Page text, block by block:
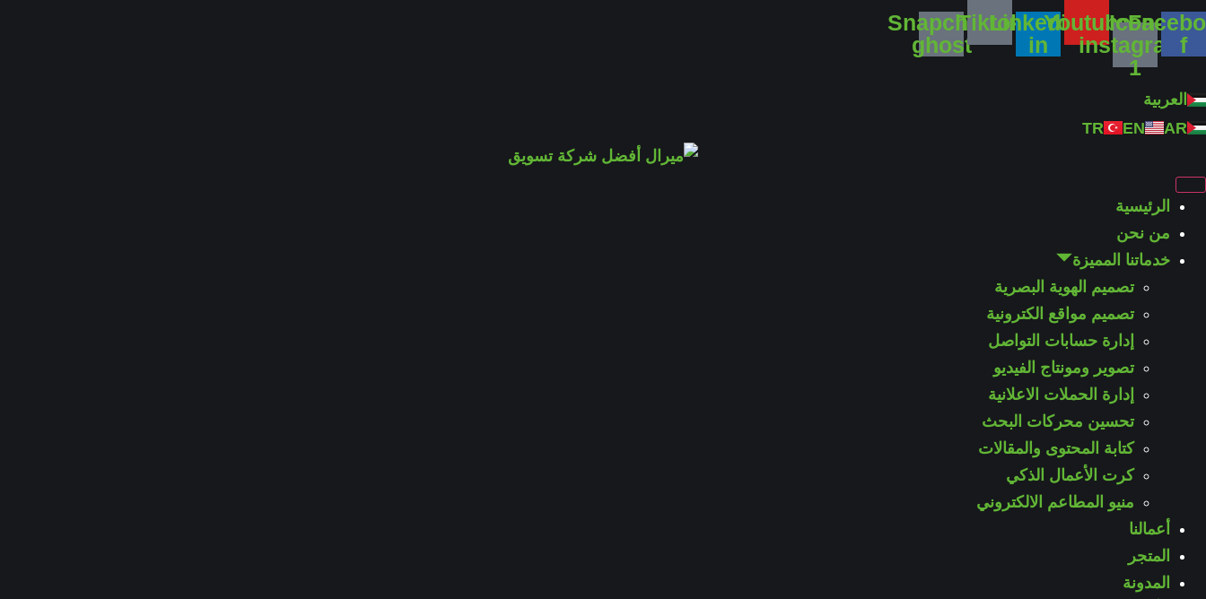
Skip
content
f
Icon-
instagram-
1
Youtube
Linkedin-
in
Tiktok
Snapchat-
ghost
العربية
English
Türkçe
AR
EN
TR
الرئيسية
من نحن
خدماتنا المميزة
تصميم الهوية البصرية
تصميم مواقع الكترونية
إدارة حسابات التواصل
تصوير ومونتاج الفيديو
إدارة الحملات الاعلانية
تحسين محركات البحث
كتابة المحتوى والمقالات
كرت الأعمال الذكي
منيو المطاعم الالكتروني
أعمالنا
المتجر
المدونة